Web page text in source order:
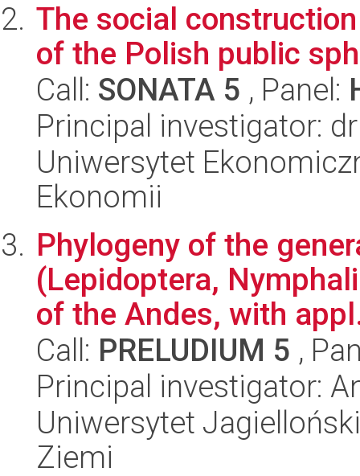
The social
of the Polish public
Call: SONATA 5 , Panel:
Principal investigator:
Uniwersytet
Ekonomii
Phylogeny of the
(Lepidoptera,
of the Andes, with
Call: PRELUDIUM 5 ,
Principal investigator:
Uniwersytet
Ziemi